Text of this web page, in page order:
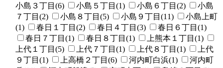
小島３丁目(6)
小島５丁目(1) 小島６丁目(2)
小島
７丁目(2)
小島８丁目(5) 小島９丁目(11)
小島上町
(1)
春日１丁目(2) 春日４丁目(3)
春日６丁目(1)
春日７丁目(1)
春日８丁目(1)
上熊本１丁目(1)
上代１丁目(5)
上代７丁目(1) 上代８丁目(1)
上代
９丁目(1)
上高橋２丁目(6) 河内町白浜(1)
河内町